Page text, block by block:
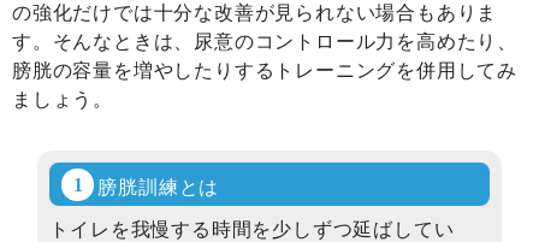
の強化だけでは十分な改善が見られない場合もありま
す。そんなときは、尿意のコントロール力を高めたり、
膀胱の容量を増やしたりするトレーニングを併用してみ
ましょう。
膀胱訓練とは
トイレを我慢する時間を少しずつ延ばしてい